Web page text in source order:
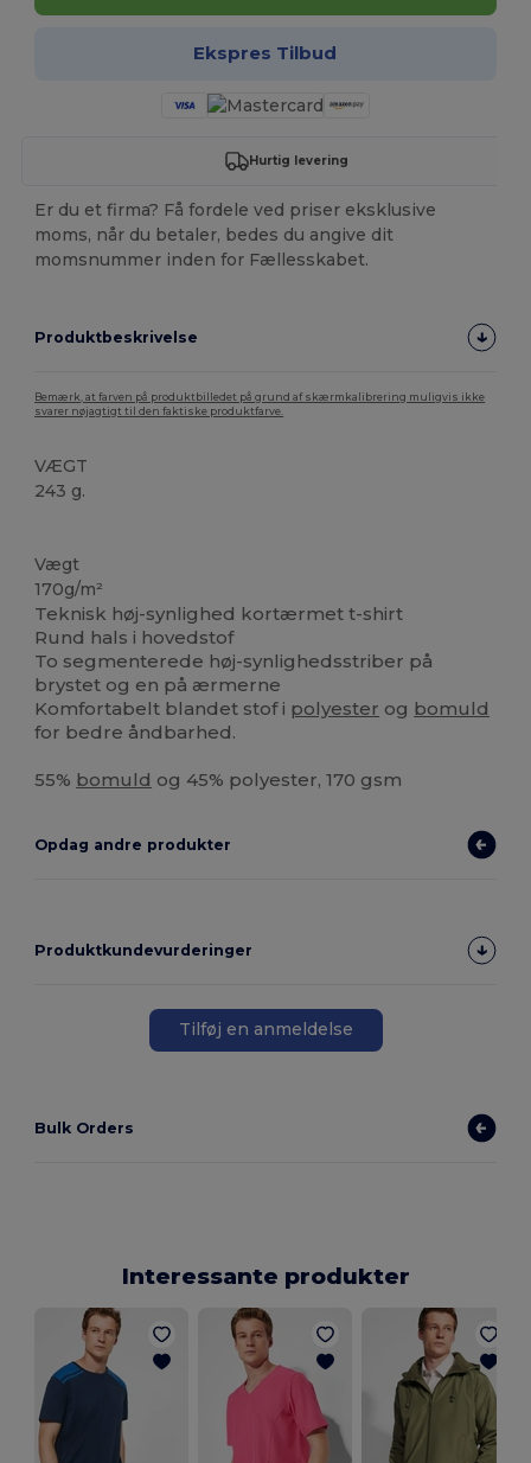
Ekspres Tilbud
Hurtig levering
Er du et firma? Få fordele ved priser eksklusive
moms, når du betaler, bedes du angive dit
momsnummer inden for Fællesskabet.
Produktbeskrivelse
Bemærk, at farven på produktbilledet på grund af skærmkalibrering muligvis ikke
svarer nøjagtigt til den faktiske produktfarve.
VÆGT
243 g.
Vægt
170g/m²
Teknisk høj-synlighed kortærmet t-shirt
Rund hals i hovedstof
To segmenterede høj-synlighedsstriber på
brystet og en på ærmerne
Komfortabelt blandet stof i polyester og bomuld
for bedre åndbarhed.
55% bomuld og 45% polyester, 170 gsm
Opdag andre produkter
Produktkundevurderinger
Tilføj en anmeldelse
Bulk Orders
Interessante produkter